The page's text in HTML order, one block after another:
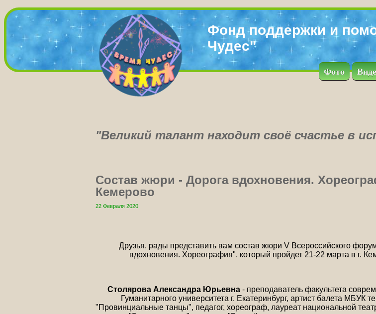
Фонд поддержки и
Чудес"
Фото
"Великий талант находит своё счастье в
Состав жюри - Дорога вдохновения.
Кемерово
22 Февраля 2020
Друзья, рады представить вам состав жюри V Всероссийского
вдохновения. Хореография", который пройдет 21-22 марта в г.
Столярова Александра Юрьевна- преподаватель факультета
Гуманитарного университета г. Екатеринбург, артист балета МБУК
"Провинциальные танцы", педагог, хореограф, лауреат национальной